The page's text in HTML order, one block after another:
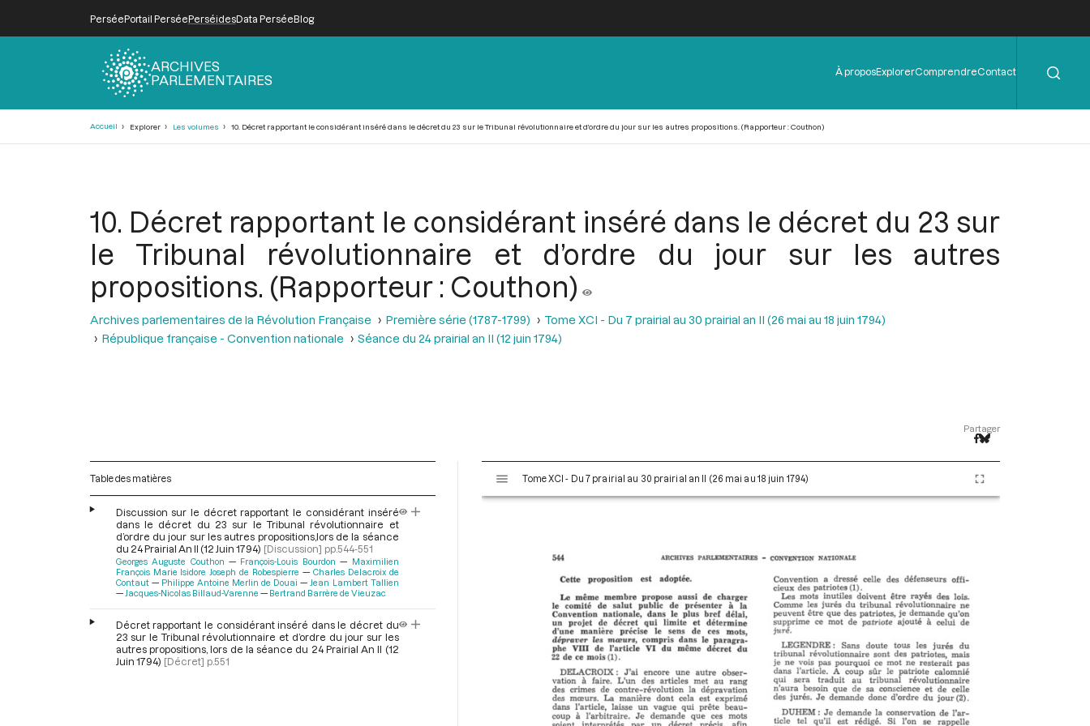
PerséePortail PerséePerséidesData PerséeBlog
ARCHIVES
PARLEMENTAIRES
Menu
de
À proposExplorerComprendreContact
Accueil Explorer Les volumes 10. Décret rapportant le considérant inséré dans le décret du 23 sur le Tribunal révolutionnaire et d’ordre du jour sur les autres propositions. (Rapporteur : Couthon)
10. Décret rapportant le considérant inséré dans le décret du 23 sur
le Tribunal révolutionnaire et d’ordre du jour sur les autres
propositions. (Rapporteur : Couthon)
Archives parlementaires de la Révolution Française Première série (1787-1799)
Tome XCI - Du 7 prairial au 30 prairial an II (26 mai au 18 juin 1794)
République française - Convention nationale
Séance du 24 prairial an II (12 juin 1794)
Partager
Table des matières
Discussion sur le décret rapportant le considérant inséré
dans le décret du 23 sur le Tribunal révolutionnaire et
d’ordre du jour sur les autres propositions,lors de la séance
du 24 Prairial An II (12 Juin 1794) [Discussion] pp.544-551
Georges Auguste Couthon François-Louis Bourdon
Maximilien
François Marie Isidore Joseph de Robespierre
Charles Delacroix de
Contaut
Philippe Antoine Merlin de Douai
Jean Lambert Tallien
Jacques-Nicolas Billaud-Varenne
Bertrand Barrère de Vieuzac
Décret rapportant le considérant inséré dans le décret du
23 sur le Tribunal révolutionnaire et d’ordre du jour sur les
autres propositions, lors de la séance du 24 Prairial An II (12
Juin 1794) [Décret] p.551
s
Tome XCI - Du 7 prairial au 30 prairial an II (26 mai au 18 juin 1794)